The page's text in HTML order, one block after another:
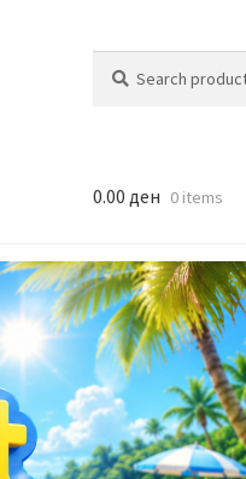
for:
0.00 ден 0 items